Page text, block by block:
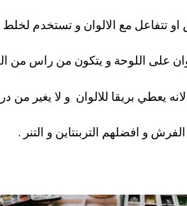
تتفاعل مع الالوان و تستخدم لخلط
على اللوحة و يتكون من راس من
يعطي بريقا للالوان و لا يغير من
و افضلهم التربنتاين و التنر .